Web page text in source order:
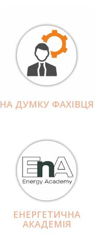
НА ДУМКУ ФАХІВЦЯ
ЕНЕРГЕТИЧНА
АКАДЕМІЯ